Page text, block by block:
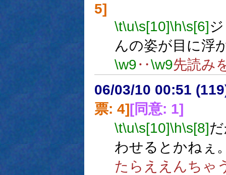
5]
\t\u\s[10]\h\s[6]
んの姿が目に浮
\w9‥\w9先読み
06/03/10 00:51
票: 4][同意: 1]
\t\u\s[10]\h\s[8]
わせるとかねぇ
たらええんちゃ